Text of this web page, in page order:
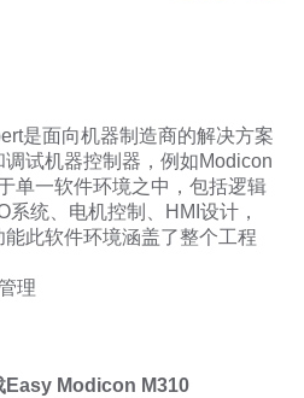
是面向机器制造商的解决方案
试机器控制器，例如Modicon
单一软件环境之中，包括逻辑
统、电机控制、HMI设计，
此软件环境涵盖了整个工程
理
Easy Modicon M310